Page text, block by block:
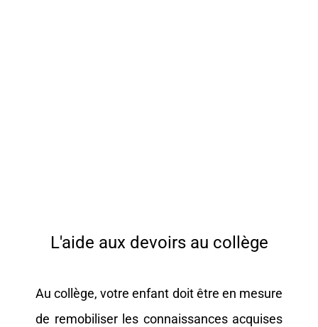
L'aide aux devoirs au collège
Au collège, votre enfant doit être en mesure
de remobiliser les connaissances acquises